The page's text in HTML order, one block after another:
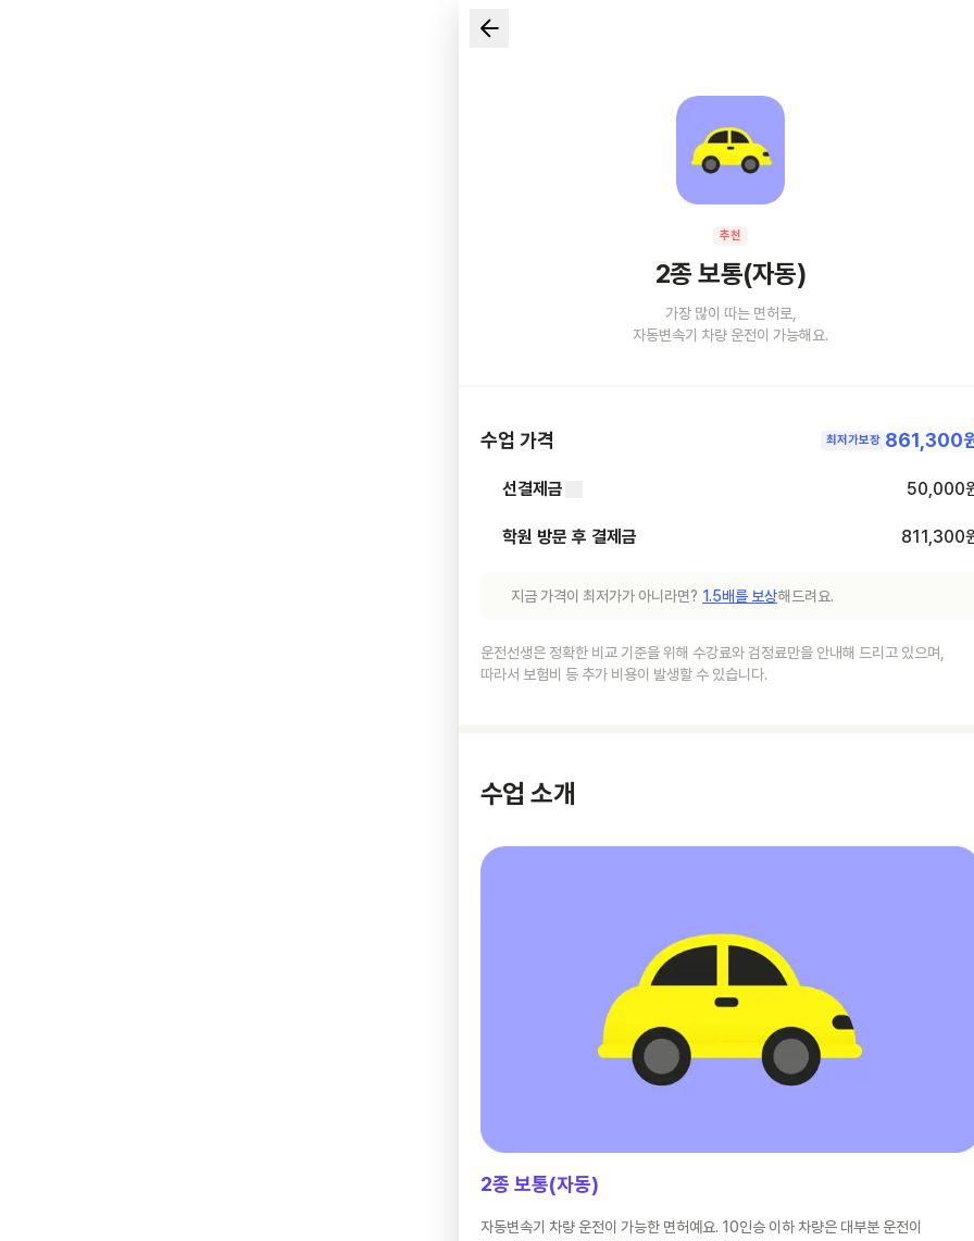
추천
2종 보통(자동)
가장 많이 따는 면허로,
자동변속기 차량 운전이 가능해요.
수업 가격 최저가보장 861,300
선결제금 50,000
학원 방문 후 결제금 811,300
지금 가격이 최저가가 아니라면? 1.5배를 보상해드려요.
운전선생은 정확한 비교 기준을 위해 수강료와 검정료만을 안내해 드리고 있으며,
따라서 보험비 등 추가 비용이 발생할 수 있습니다.
수업 소개
2종 보통(자동)
자동변속기 차량 운전이 가능한 면허예요. 10인승 이하 차량은 대부분 운전이